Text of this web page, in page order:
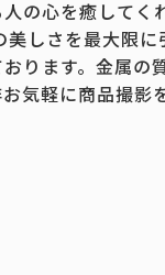
の心を癒してく
しさを最大限に
ります。金属の
気軽に商品撮影